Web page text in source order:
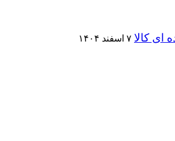
ای کالا ۷ اسفند ۱۴۰۴